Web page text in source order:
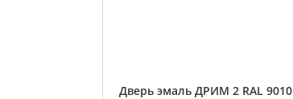
Дверь эмаль ДРИМ 2 RAL 9010